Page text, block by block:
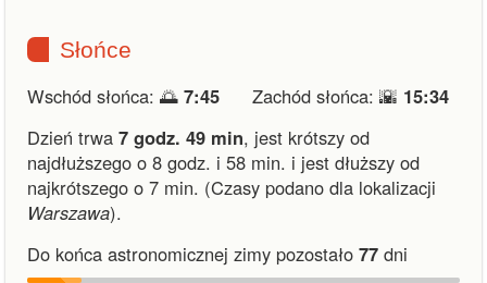
Słońce
Wschód słońca: 🌅 7:45 Zachód słońca: 🌇 15:34
Dzień trwa 7 godz. 49 min, jest krótszy od
najdłuższego o 8 godz. i 58 min. i jest dłuższy od
najkrótszego o 7 min. (Czasy podano dla lokalizacji
Warszawa).
Do końca astronomicznej zimy pozostało 77 dni